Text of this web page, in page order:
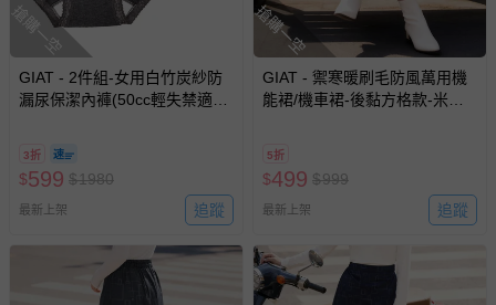
搶購一空
GIAT - 2件組-女用白竹炭紗防
漏尿保潔內褲(50cc輕失禁適
3折
$599 $1980
最新上架 追蹤
搶購一空
GIAT - 禦寒暖刷毛防風萬用機
能裙/機車裙-後黏方格款-米茶
5折
$499 $999
最新上架 追蹤